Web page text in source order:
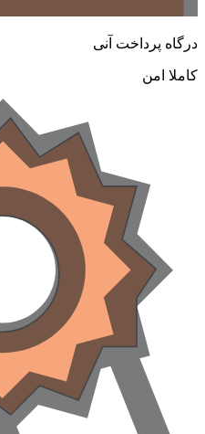
درگاه پرداخت آنی
کاملا امن